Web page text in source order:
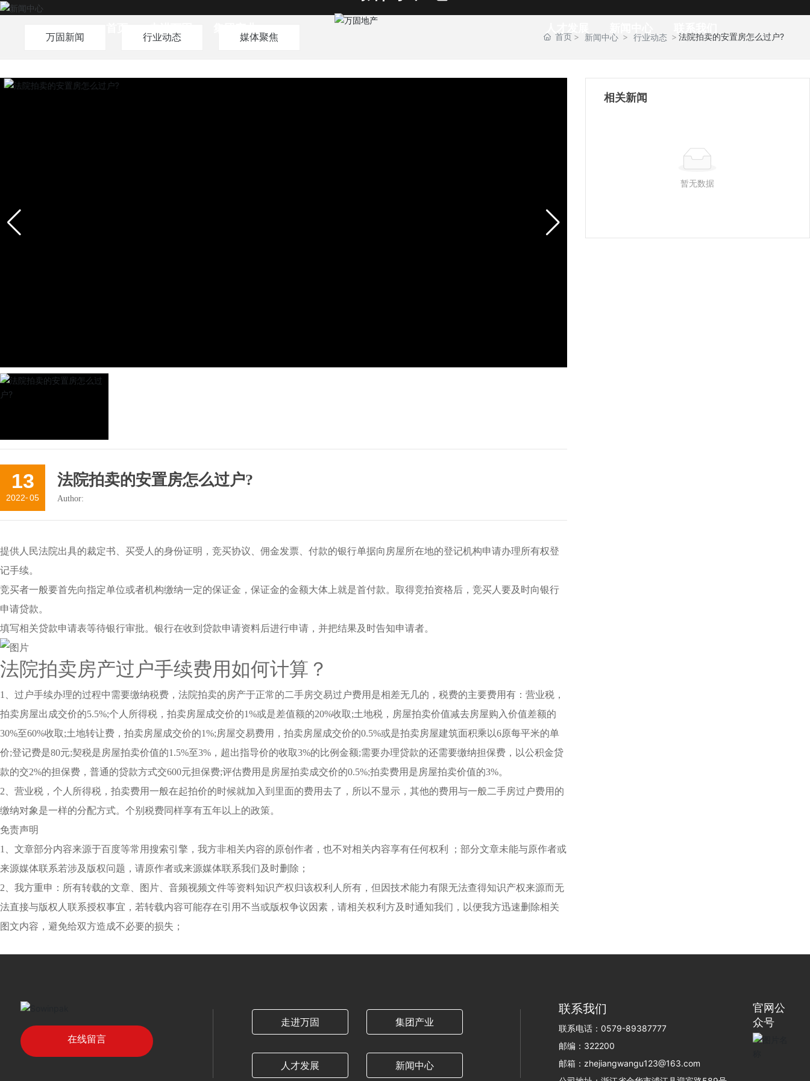
万固新闻
行业动态 媒体聚焦 首页 新闻中心 行业动态 法院拍卖的安置房怎么过户?
13
2022-05
法院拍卖的安置房怎么过户?
Author:
提供人民法院出具的裁定书、买受人的身份证明，竞买协议、佣金发票、付款的银行单据向房屋所在地的登记机构申请办理所有权登
记手续。
竞买者一般要首先向指定单位或者机构缴纳一定的保证金，保证金的金额大体上就是首付款。取得竞拍资格后，竞买人要及时向银行
申请贷款。
填写相关贷款申请表等待银行审批。银行在收到贷款申请资料后进行申请，并把结果及时告知申请者。
法院拍卖房产过户手续费用如何计算？
1、过户手续办理的过程中需要缴纳税费，法院拍卖的房产于正常的二手房交易过户费用是相差无几的，税费的主要费用有：营业税，
拍卖房屋出成交价的5.5%;个人所得税，拍卖房屋成交价的1%或是差值额的20%收取;土地税，房屋拍卖价值减去房屋购入价值差额的
30%至60%收取;土地转让费，拍卖房屋成交价的1%;房屋交易费用，拍卖房屋成交价的0.5%或是拍卖房屋建筑面积乘以6原每平米的单
价;登记费是80元;契税是房屋拍卖价值的1.5%至3%，超出指导价的收取3%的比例金额;需要办理贷款的还需要缴纳担保费，以公积金贷
款的交2%的担保费，普通的贷款方式交600元担保费;评估费用是房屋拍卖成交价的0.5%;拍卖费用是房屋拍卖价值的3%。
2、营业税，个人所得税，拍卖费用一般在起拍价的时候就加入到里面的费用去了，所以不显示，其他的费用与一般二手房过户费用的
缴纳对象是一样的分配方式。个别税费同样享有五年以上的政策。
免责声明
1、文章部分内容来源于百度等常用搜索引擎，我方非相关内容的原创作者，也不对相关内容享有任何权利 ；部分文章未能与原作者或
来源媒体联系若涉及版权问题，请原作者或来源媒体联系我们及时删除；
2、我方重申：所有转载的文章、图片、音频视频文件等资料知识产权归该权利人所有，但因技术能力有限无法查得知识产权来源而无
法直接与版权人联系授权事宜，若转载内容可能存在引用不当或版权争议因素，请相关权利方及时通知我们，以便我方迅速删除相关
图文内容，避免给双方造成不必要的损失；
相关新闻
暂无数据
在线留言
走进万固 集团产业
人才发展 新闻中心
联系我们
联系电话：0579-89387777
邮编：322200
邮箱：zhejiangwangu123@163.com
官网公
众号